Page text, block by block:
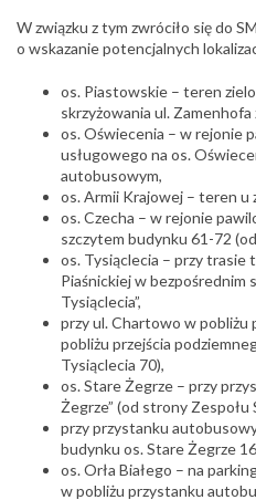
W związku z tym zwróciło się do
o wskazanie potencjalnych
os. Piastowskie – teren
skrzyżowania ul. Zamenhofa
os. Oświecenia – w rejonie
usługowego na os.
autobusowym,
os. Armii Krajowej – teren u
os. Czecha – w rejonie
szczytem budynku 61-72
os. Tysiąclecia – przy trasie
Piaśnickiej w bezpośrednim
Tysiąclecia”,
przy ul. Chartowo w
pobliżu przejścia
Tysiąclecia 70),
os. Stare Żegrze – przy
Żegrze” (od strony Zespołu
przy przystanku
budynku os. Stare Żegrze
os. Orła Białego – na
w pobliżu przystanku